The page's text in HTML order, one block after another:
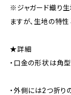
※ジャガード織り
ますが、生地の特
★詳細
・口金の形状は角
・外側には2つ折り